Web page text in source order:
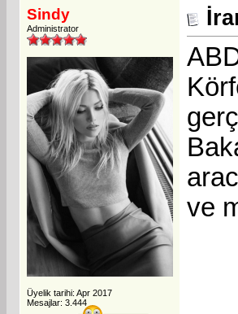
Sindy
Administrator
Üyelik tarihi: Apr 2017
Mesajlar: 3.444
ve